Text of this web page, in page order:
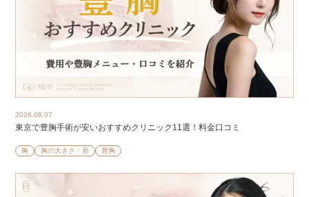
2026.08.07
東京で豊胸手術が安いおすすめクリニック11選！料金口コミ
胸 胸の大きさ・形 豊胸